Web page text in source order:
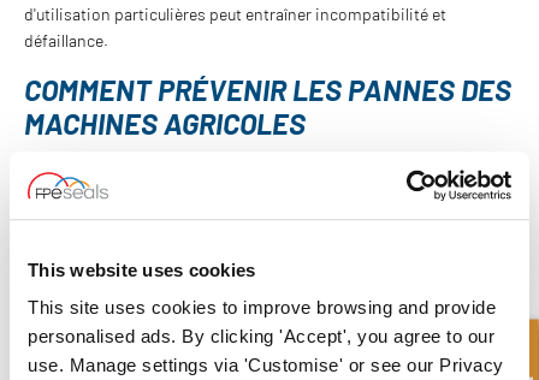
This website uses cookies
This site uses cookies to improve browsing and provide
personalised ads. By clicking 'Accept', you agree to our
use. Manage settings via 'Customise' or see our Privacy
d'utilisation particulières peut entraîner incompatibilité et
défaillance.
COMMENT PRÉVENIR LES PANNES DES
MACHINES AGRICOLES
1. Investir dans des joints de haute qualité
Il est essentiel de choisir des joints fabriqués à partir de matériaux
haute performance capables de résister aux exigences spécifiques
supporter de hautes pressions, des températures extrêmes et
l'exposition aux différents produits chimiques rencontrés en
agriculture.